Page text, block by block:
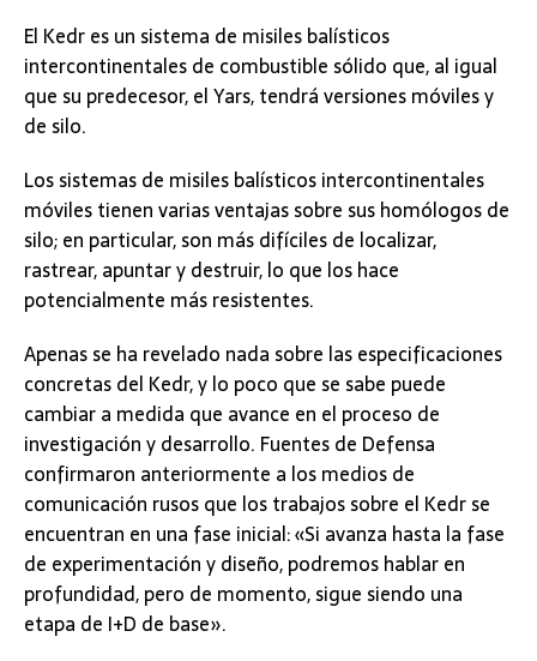
El Kedr es un sistema de misiles balísticos
intercontinentales de combustible sólido que, al igual
que su predecesor, el Yars, tendrá versiones móviles y
de silo.
Los sistemas de misiles balísticos intercontinentales
móviles tienen varias ventajas sobre sus homólogos de
silo; en particular, son más difíciles de localizar,
rastrear, apuntar y destruir, lo que los hace
potencialmente más resistentes.
Apenas se ha revelado nada sobre las especificaciones
concretas del Kedr, y lo poco que se sabe puede
cambiar a medida que avance en el proceso de
investigación y desarrollo. Fuentes de Defensa
confirmaron anteriormente a los medios de
comunicación rusos que los trabajos sobre el Kedr se
encuentran en una fase inicial: «Si avanza hasta la fase
de experimentación y diseño, podremos hablar en
profundidad, pero de momento, sigue siendo una
etapa de I+D de base».